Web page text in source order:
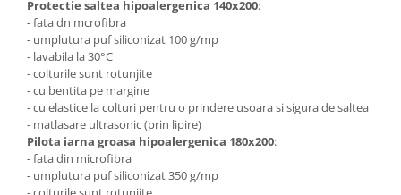
Protectie saltea hipoalergenica 140x200:
- fata dn mcrofibra
- umplutura puf siliconizat 100 g/mp
- lavabila la 30°C
- colturile sunt rotunjite
- cu bentita pe margine
- cu elastice la colturi pentru o prindere usoara si sigura de saltea
- matlasare ultrasonic (prin lipire)
Pilota iarna groasa hipoalergenica 180x200:
- fata din microfibra
- umplutura puf siliconizat 350 g/mp